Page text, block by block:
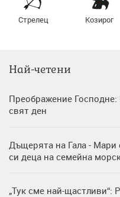
Стрелец Козирог
Най-четени
Преображение
свят ден
Дъщерята на Гала - Мари
си деца на семейна
„Тук сме най-